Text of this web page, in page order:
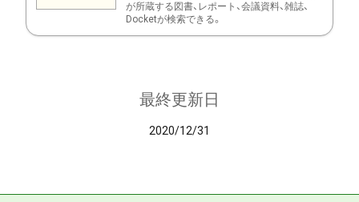
が所蔵する図書、レポート、会議資料、雑誌、
Docketが検索できる。
最終更新日
2020/12/31